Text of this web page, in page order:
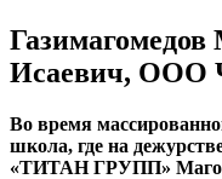
Исаевич,
Во время
школа, где на
«ТИТАН ГРУПП»